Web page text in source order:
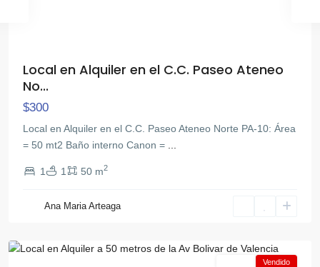
Local en Alquiler en el C.C. Paseo Ateneo
No...
$300
Local en Alquiler en el C.C. Paseo Ateneo Norte PA-10: Área
= 50 mt2 Baño interno Canon =
1 1 50 m2
Ana Maria Arteaga
Av
Norte,
Vendido